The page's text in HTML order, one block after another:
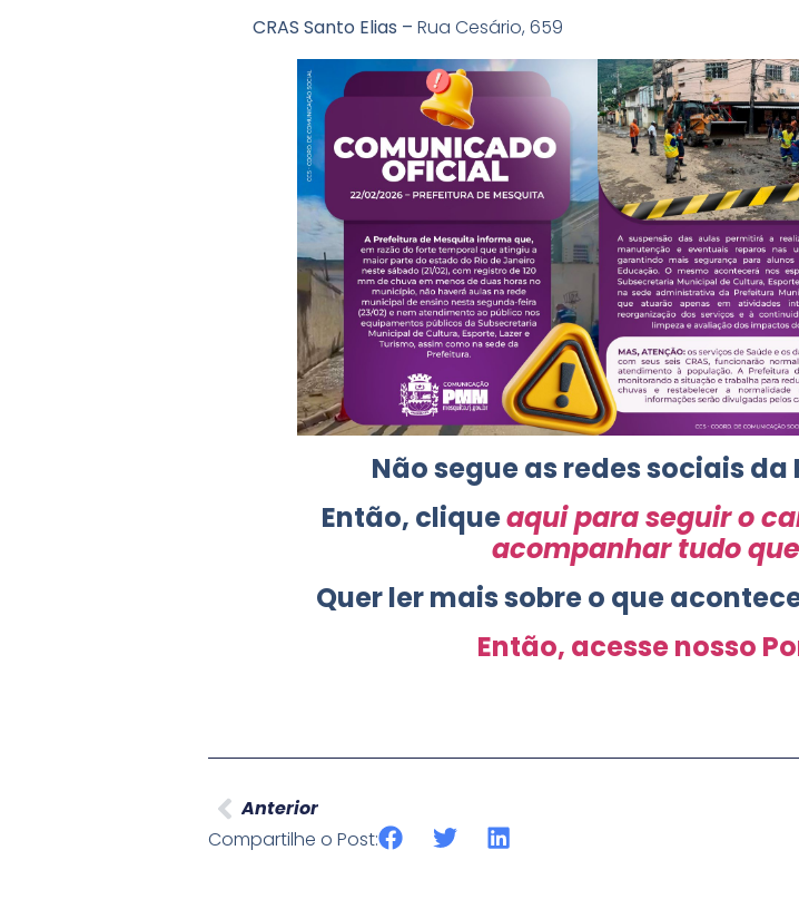
CRAS Santo Elias – Rua Cesário, 659
Não segue as redes sociais
Então, cliqueaqui para seguir o
acompanhar tudo
Quer ler mais sobre o que
Então, acesse nosso
Anterior
Compartilhe o Post: